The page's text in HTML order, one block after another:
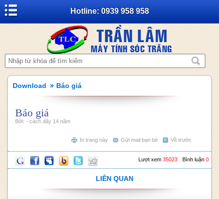
Hotline: 0939 958 958
Download Báo giá
Báo giá
Bởi: - cách đây 14 năm
Về trước
Gửi mail bạn bè
In trang này
Bình luận 0
Lượt xem 35023
LIÊN QUAN